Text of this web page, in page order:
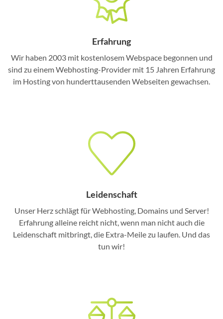
Erfahrung
Wir haben 2003 mit kostenlosem Webspace begonnen und
sind zu einem Webhosting-Provider mit 15 Jahren Erfahrung
im Hosting von hunderttausenden Webseiten gewachsen.
Leidenschaft
Unser Herz schlägt für Webhosting, Domains und Server!
Erfahrung alleine reicht nicht, wenn man nicht auch die
Leidenschaft mitbringt, die Extra-Meile zu laufen. Und das
tun wir!